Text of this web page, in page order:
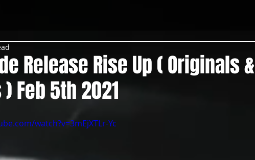
Release Rise Up ( Originals &
Feb 5th 2021
watch?v=3mEjXTLr-Yc